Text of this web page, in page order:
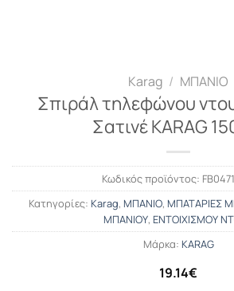
Karag / ΜΠΑΝΙΟ
Σπιράλ τηλεφώνου
Σατινέ KARAG
Κωδικός προϊόντος:
Κατηγορίες: Karag, ΜΠΑΝΙΟ, ΜΠΑΤΑΡΙΕΣ
ΜΠΑΝΙΟΥ, ΕΝΤΟΙΧΙΣΜΟΥ
Μάρκα: KARAG
19.14€